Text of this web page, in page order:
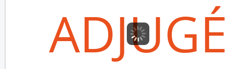
ADJUGÉ